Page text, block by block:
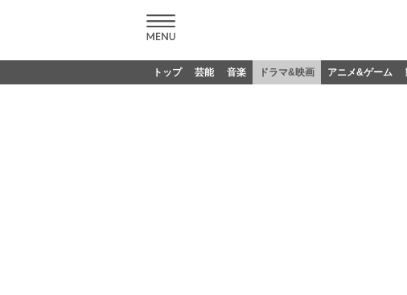
トップ 芸能 音楽 ドラマ&映画 アニメ&ゲーム